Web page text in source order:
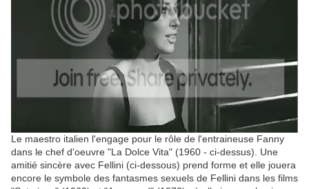
Le maestro italien l'engage pour le rôle de l'entraineuse Fanny
dans le chef d'oeuvre "La Dolce Vita" (1960 - ci-dessus). Une
amitié sincère avec Fellini (ci-dessous) prend forme et elle jouera
encore le symbole des fantasmes sexuels de Fellini dans les films